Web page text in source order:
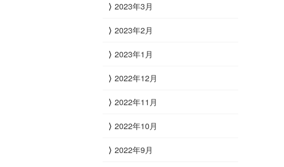
2023年3月
2023年2月
2023年1月
2022年12月
2022年11月
2022年10月
2022年9月